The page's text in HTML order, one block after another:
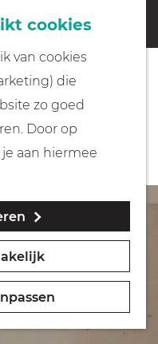
cookies
van cookies
die
zo goed
Door op
aan hiermee
het museum